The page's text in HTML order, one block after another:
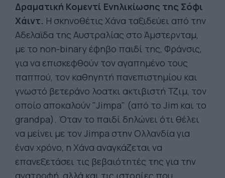
Δραματική Κομεντί Ενηλικίωσης της Σόφι
Χάιντ. Η σκηνοθέτις Χάνα ταξιδεύει από την
Αδελαϊδα της Αυστραλίας στο Άμστερνταμ,
με το non-binary έφηβο παιδί της, Φράνσις,
για να επισκεφθούν τον αγαπημένο τους
παππού, τον καθηγητή πανεπιστημίου και
γνωστό βετεράνο λοατκι ακτιβιστή Τζιμ, τον
οποίο αποκαλούν "Jimpa" (από το Jim και το
grandpa). Όταν το παιδί δηλώνει ότι θέλει
να μείνει με τον Jimpa στην Ολλανδία για
έναν χρόνο, η Χάνα αναγκάζεται να
επανεξετάσει τις βεβαιότητές της για την
ανατροφή, αλλά και τις ιστορίες που